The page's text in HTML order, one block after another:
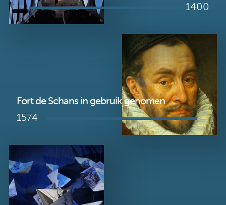
1400
Fort de Schans in gebruik genomen
1574